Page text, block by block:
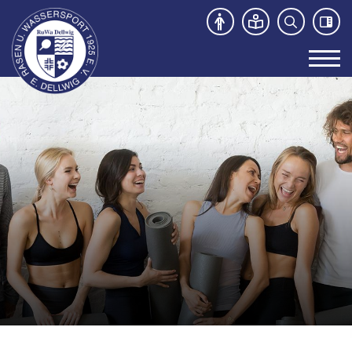
Unser Verein
News
Sport- und Kursangebot
Kurs- und Sportangebote
Abteilungen